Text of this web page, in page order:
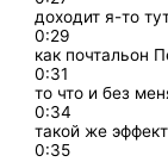
доходит я-то
0:29
как почтальон
0:31
то что и без
0:34
такой же
0:35